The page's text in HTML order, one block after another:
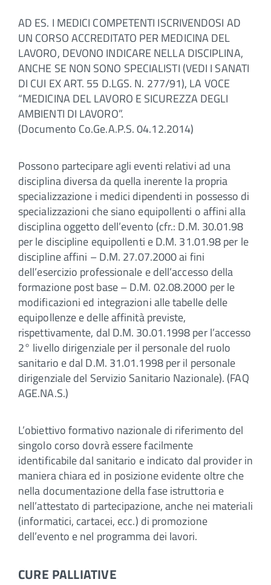
AD ES. I MEDICI COMPETENTI ISCRIVENDOSI AD
UN CORSO ACCREDITATO PER MEDICINA DEL
LAVORO, DEVONO INDICARE NELLA DISCIPLINA,
ANCHE SE NON SONO SPECIALISTI (VEDI I SANATI
DI CUI EX ART. 55 D.LGS. N. 277/91), LA VOCE
“MEDICINA DEL LAVORO E SICUREZZA DEGLI
AMBIENTI DI LAVORO”.
(Documento Co.Ge.A.P.S. 04.12.2014)
Possono partecipare agli eventi relativi ad una
disciplina diversa da quella inerente la propria
specializzazione i medici dipendenti in possesso di
specializzazioni che siano equipollenti o affini alla
disciplina oggetto dell’evento (cfr.: D.M. 30.01.98
per le discipline equipollenti e D.M. 31.01.98 per le
discipline affini – D.M. 27.07.2000 ai fini
dell’esercizio professionale e dell’accesso della
formazione post base – D.M. 02.08.2000 per le
modificazioni ed integrazioni alle tabelle delle
equipollenze e delle affinità previste,
rispettivamente, dal D.M. 30.01.1998 per l’accesso
2° livello dirigenziale per il personale del ruolo
sanitario e dal D.M. 31.01.1998 per il personale
dirigenziale del Servizio Sanitario Nazionale). (FAQ
AGE.NA.S.)
L’obiettivo formativo nazionale di riferimento del
singolo corso dovrà essere facilmente
identificabile dal sanitario e indicato dal provider in
maniera chiara ed in posizione evidente oltre che
nella documentazione della fase istruttoria e
nell’attestato di partecipazione, anche nei materiali
(informatici, cartacei, ecc.) di promozione
dell’evento e nel programma dei lavori.
CURE PALLIATIVE